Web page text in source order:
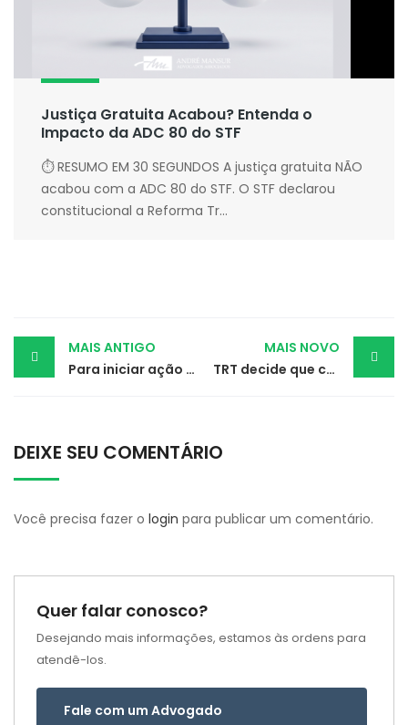
Justiça Gratuita Acabou? Entenda o
Impacto da ADC 80 do STF
⏱ RESUMO EM 30 SEGUNDOS A justiça gratuita NÃO
acabou com a ADC 80 do STF. O STF declarou
constitucional a Reforma Tr...
Post
navigation
MAIS ANTIGO
Para iniciar ação judicial o comprovante de residência não é obrigatório
MAIS NOVO
TRT decide que cônjuge não responde por dívida contraída antes do casamento
DEIXE SEU COMENTÁRIO
Você precisa fazer o login para publicar um comentário.
Quer falar conosco?
Desejando mais informações, estamos às ordens para
atendê-los.
Fale com um Advogado